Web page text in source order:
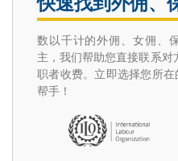
快速找到外佣、
数以千计的外佣、女佣、
主，我们帮助您直接联系对
职者收费。立即选择您所
帮手！